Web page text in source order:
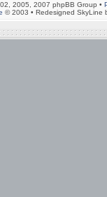
2005, 2007 phpBB Group •
© 2003 • Redesigned SkyLine